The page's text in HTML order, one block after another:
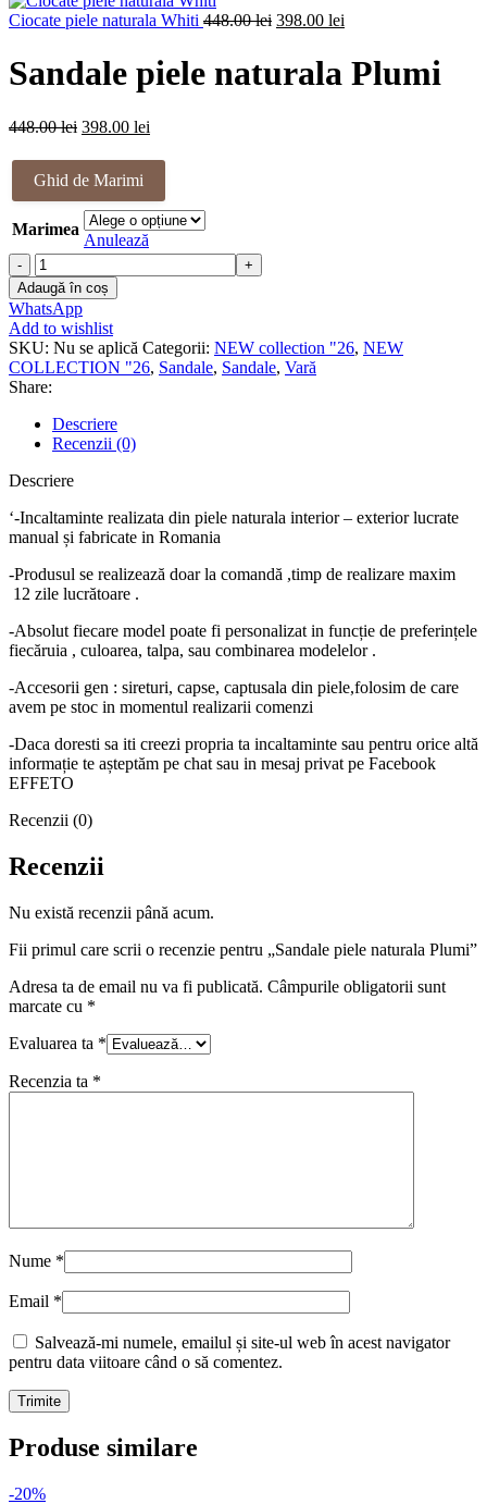
fost:
Ciocate piele naturala Whiti 448.00lei Prețul
fost:
398.00 lei
este:
398.00 lei.
Sandale piele naturala Plumi
448.00lei Prețul
a
fost:
448.00 lei.
398.00 lei
este:
Ghid de Marimi
Marimea
Anulează
Cantitate
Sandale
piele
naturala
Plumi
Adaugă în coș
WhatsApp
Add to wishlist
SKU: Nu se aplică Categorii: NEW collection "26, NEW
COLLECTION "26, Sandale, Sandale, Vară
Share:
Descriere
Recenzii (0)
Descriere
‘-Incaltaminte realizata din piele naturala interior – exterior lucrate
manual și fabricate in Romania
-Produsul se realizează doar la comandă ,timp de realizare maxim
12 zile lucrătoare .
-Absolut fiecare model poate fi personalizat in funcție de preferințele
fiecăruia , culoarea, talpa, sau combinarea modelelor .
-Accesorii gen : sireturi, capse, captusala din piele,folosim de care
avem pe stoc in momentul realizarii comenzi
-Daca doresti sa iti creezi propria ta incaltaminte sau pentru orice altă
informație te așteptăm pe chat sau in mesaj privat pe Facebook
EFFETO
Recenzii (0)
Recenzii
Nu există recenzii până acum.
Fii primul care scrii o recenzie pentru „Sandale piele naturala Plumi”
Adresa ta de email nu va fi publicată. Câmpurile obligatorii sunt
marcate cu *
Evaluarea ta *
Recenzia ta *
Nume *
Email *
Salvează-mi numele, emailul și site-ul web în acest navigator
pentru data viitoare când o să comentez.
Produse similare
-20%